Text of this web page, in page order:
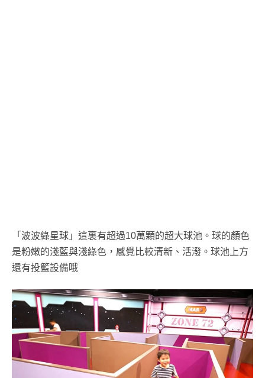
「波波綠星球」這裏有超過10萬顆的超大球池。球的顏色
是粉嫩的淺藍與淺綠色，感覺比較清新、活潑。球池上方
還有投籃設備哦